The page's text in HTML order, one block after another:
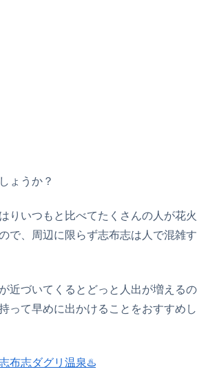
園
園
ょうか？
りいつもと比べてたくさんの人が花火
で、周辺に限らず志布志は人で混雑す
近づいてくるとどっと人出が増えるの
って早めに出かけることをおすすめし
布志ダグリ温泉♨️